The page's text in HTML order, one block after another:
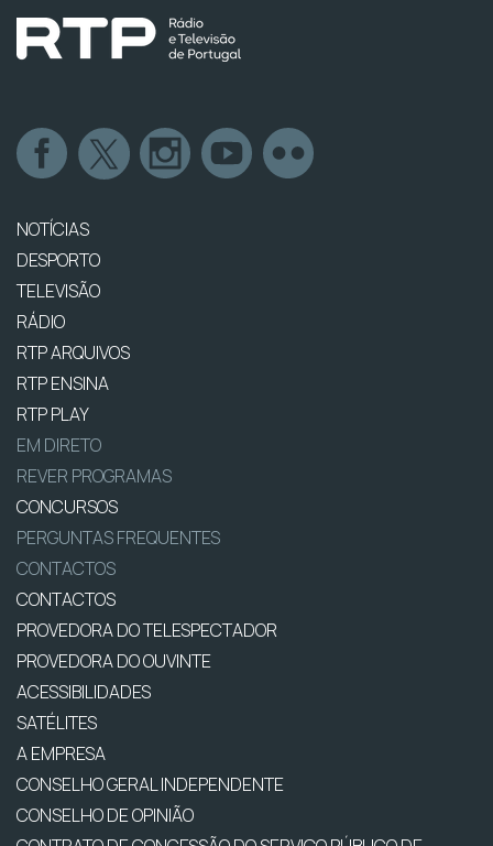
NOTÍCIAS
DESPORTO
TELEVISÃO
RÁDIO
RTP ARQUIVOS
RTP ENSINA
RTP PLAY
EM DIRETO
REVER PROGRAMAS
CONCURSOS
PERGUNTAS FREQUENTES
CONTACTOS
CONTACTOS
PROVEDORA DO TELESPECTADOR
PROVEDORA DO OUVINTE
ACESSIBILIDADES
SATÉLITES
A EMPRESA
CONSELHO GERAL INDEPENDENTE
CONSELHO DE OPINIÃO